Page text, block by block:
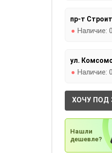
пр-т
Наличие:
ул.
Наличие:
ХОЧУ ПОД
Нашли
дешевле?